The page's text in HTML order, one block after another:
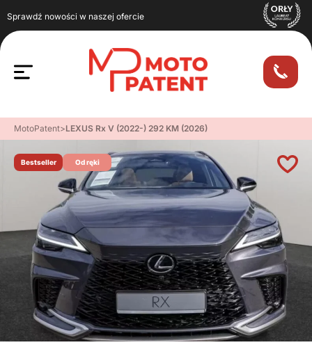
Sprawdź nowości w naszej ofercie
MotoPatent>LEXUS Rx V (2022-) 292 KM (2026)
Bestseller Od ręki